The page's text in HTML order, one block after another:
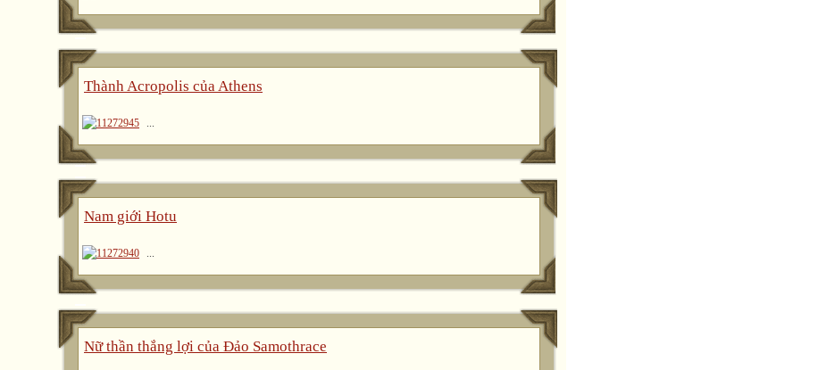
Thành Acropolis của Athens
...
Nam giới Hotu
...
Nữ thần thắng lợi của Đảo Samothrace